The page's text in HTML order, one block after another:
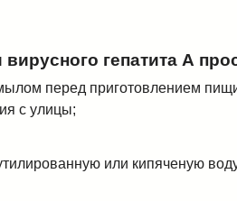
гепатита А
перед приготовлением
с улицы;
или кипяченую